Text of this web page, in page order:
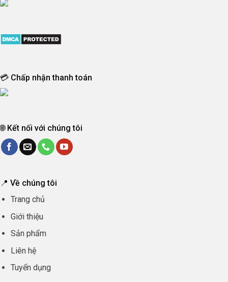
💳 Chấp nhận thanh toán
🌐 Kết nối với chúng tôi
📍 Về chúng tôi
Trang chủ
Giới thiệu
Sản phẩm
Liên hệ
Tuyển dụng